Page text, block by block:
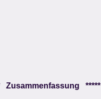
Zusammenfassung *****